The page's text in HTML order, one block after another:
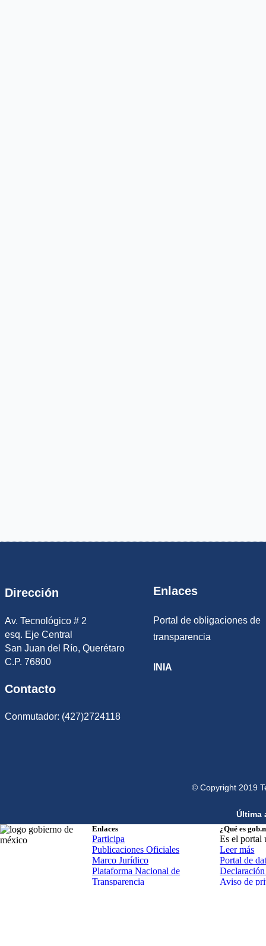
Dirección
Av. Tecnológico # 2
esq. Eje Central
San Juan del Río, Querétaro
C.P. 76800
Contacto
Conmutador: (427)2724118
Enlaces
Portal de obligaciones de
transparencia
INIA
© Copyright 2019
Última
Enlaces
Participa
Publicaciones Oficiales
Marco Jurídico
Plataforma Nacional de
Transparencia
¿Qué es
Es el portal
Leer más
Portal de
Aviso de